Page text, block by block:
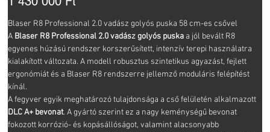
Blaser R8 Professional 2.0 vadász golyós puska 58 cm-es csővel
A Blaser R8 Professional 2.0 vadász golyós puska a jól bevált R8
egyenes húzású rendszer korszerűsített, intenzív terepi használatra
kialakított változata. A modell robusztus szintetikus agyazást, fejlett
ergonómiát és a Blaser R8 rendszerre jellemző moduláris felépítést
kínál.
A fegyver egyik meghatározó tulajdonsága a cső felületén alkalmazott
DLC A+ bevonat. A gyártó szerint ez a nagy keménységű bevonat
fokozott korrózió- és kopásállóságot, valamint alacsonyabb